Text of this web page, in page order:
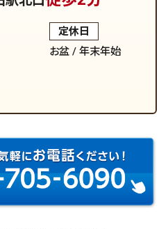
定休日
お盆 / 年末年始